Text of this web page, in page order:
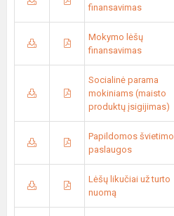
finansavimas
Mokymo lėšų
finansavimas
Socialinė parama
mokiniams (maisto
produktų įsigijimas)
Papildomos švietimo
paslaugos
Lėšų likučiai už turto
nuomą